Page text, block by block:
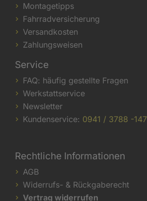
Montagetipps
Fahrradversicherung
Versandkosten
Zahlungsweisen
Service
FAQ: häufig gestellte Fragen
Werkstattservice
Newsletter
Kundenservice: 0941 / 3788 -147
Rechtliche Informationen
AGB
Widerrufs- & Rückgaberecht
Vertrag widerrufen